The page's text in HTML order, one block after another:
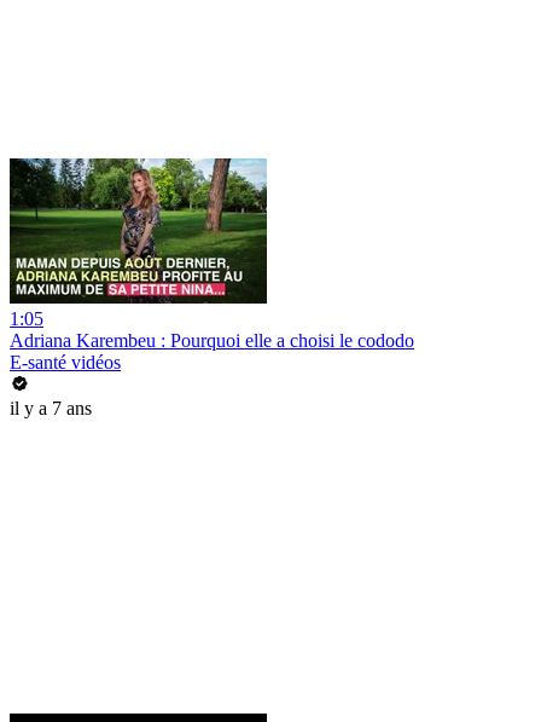
1:05
Adriana Karembeu : Pourquoi elle a choisi le cododo
E-santé vidéos
il y a 7 ans